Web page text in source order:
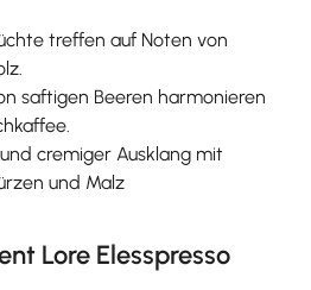
treffen auf Noten von
saftigen Beeren harmonieren
cremiger Ausklang mit
und Malz
Lore Elesspresso